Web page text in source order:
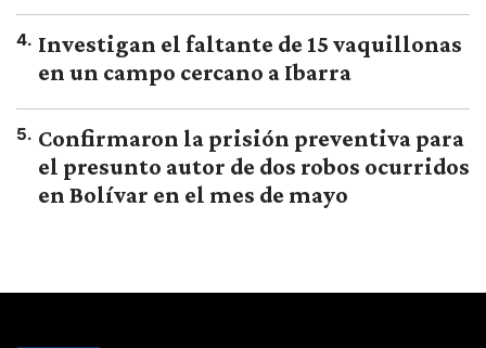
4. Investigan el faltante de 15 vaquillonas
en un campo cercano a Ibarra
5. Confirmaron la prisión preventiva para
el presunto autor de dos robos ocurridos
en Bolívar en el mes de mayo